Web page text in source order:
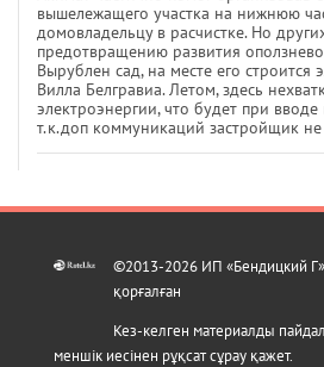
вышележащего участка на нижнюю
домовладельцу в расчистке. Но
предотвращению развития
Вырублен сад, на месте его строится
Вилла Белгравиа. Летом, здесь
электроэнергии, что будет при вводе
т.к.доп коммуникаций застройщик не
©2013-2026 ИП «Бендицкий
қорғалған
Кез-келген материалды
меншік иесінен рұқсат сұрау қажет.